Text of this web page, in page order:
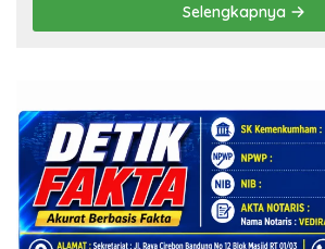
Selengkapnya